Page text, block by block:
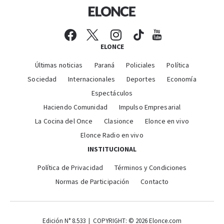
ELONCE
Últimas noticias Paraná Policiales
Política
Sociedad
Internacionales Deportes
Economía
Espectáculos
Haciendo Comunidad
Impulso Empresarial
La Cocina del Once
Clasionce
Elonce en vivo
Elonce Radio en vivo
INSTITUCIONAL
Política de Privacidad
Términos y Condiciones
Normas de Participación
Contacto
Edición N° 8.533 | COPYRIGHT: © 2026 Elonce.com